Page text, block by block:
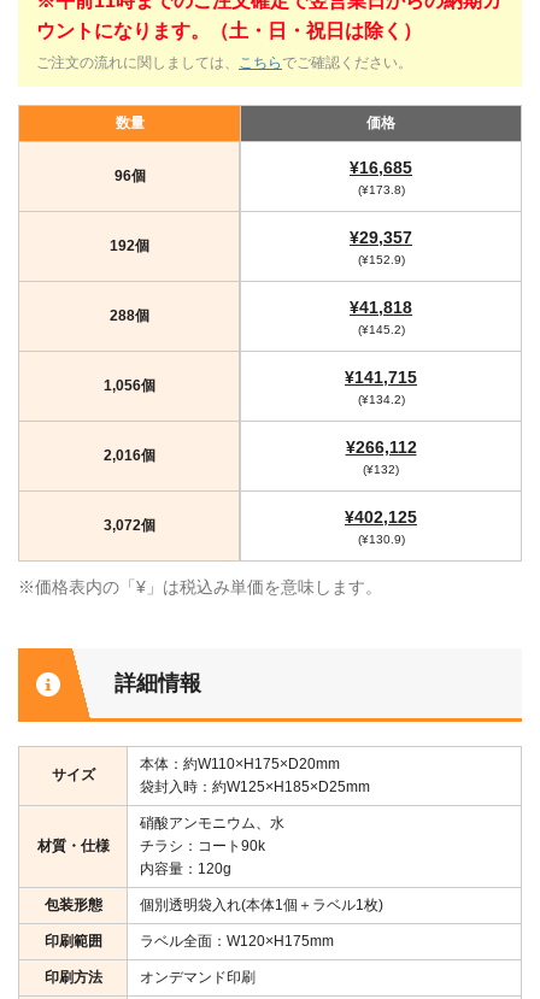
ウントになります。（土・日・祝日は除く）
ご注文の流れに関しましては、 こちら でご確認ください。
数量 価格
96個 ¥16,685
(¥173.8)
192個 ¥29,357
(¥152.9)
288個 ¥41,818
(¥145.2)
1,056個 ¥141,715
(¥134.2)
2,016個 ¥266,112
(¥132)
3,072個 ¥402,125
(¥130.9)
※価格表内の「¥」は税込み単価を意味します。
詳細情報
サイズ
本体：約W110×H175×D20mm
袋封入時：約W125×H185×D25mm
材質・仕様
硝酸アンモニウム、水
チラシ：コート90k
内容量：120g
包装形態 個別透明袋入れ(本体1個＋ラベル1枚)
印刷範囲 ラベル全面：W120×H175mm
印刷方法 オンデマンド印刷